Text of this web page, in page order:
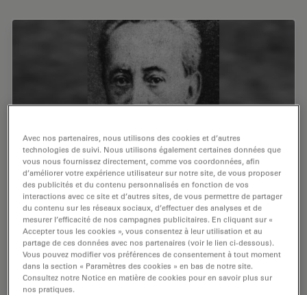
125 Years of Comparison Microscopy
To be able to optically compare two objects with
scientific accuracy, it must be possible to view them at
the same time. This is particularly true for comparing
small objects that can only be…
Avec nos partenaires, nous utilisons des cookies et d’autres
technologies de suivi. Nous utilisons également certaines données que
vous nous fournissez directement, comme vos coordonnées, afin
d’améliorer votre expérience utilisateur sur notre site, de vous proposer
des publicités et du contenu personnalisés en fonction de vos
interactions avec ce site et d’autres sites, de vous permettre de partager
du contenu sur les réseaux sociaux, d’effectuer des analyses et de
mesurer l’efficacité de nos campagnes publicitaires. En cliquant sur «
Accepter tous les cookies », vous consentez à leur utilisation et au
partage de ces données avec nos partenaires (voir le lien ci-dessous).
Vous pouvez modifier vos préférences de consentement à tout moment
dans la section « Paramètres des cookies » en bas de notre site.
Consultez notre Notice en matière de cookies pour en savoir plus sur
nos pratiques.